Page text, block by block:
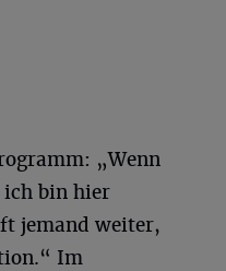
„Wenn
ich bin hier
jemand weiter,
Im